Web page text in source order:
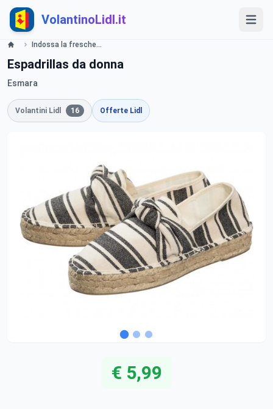
VolantinoLidl.it
Indossa la freschezza del lino Offerte valide da lunedì 8 luglio 2019 Lidl
Espadrillas da donna
Esmara
Volantini Lidl 16 Offerte Lidl
€ 5,99